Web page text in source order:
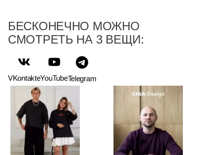
БЕСКОНЕЧНО МОЖНО
СМОТРЕТЬ НА 3 ВЕЩИ:
VKontakteYouTubeTelegram